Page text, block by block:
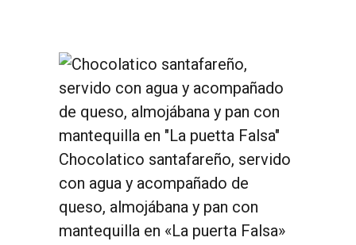
Chocolatico santafareño, servido
con agua y acompañado de
queso, almojábana y pan con
mantequilla en «La puerta Falsa»